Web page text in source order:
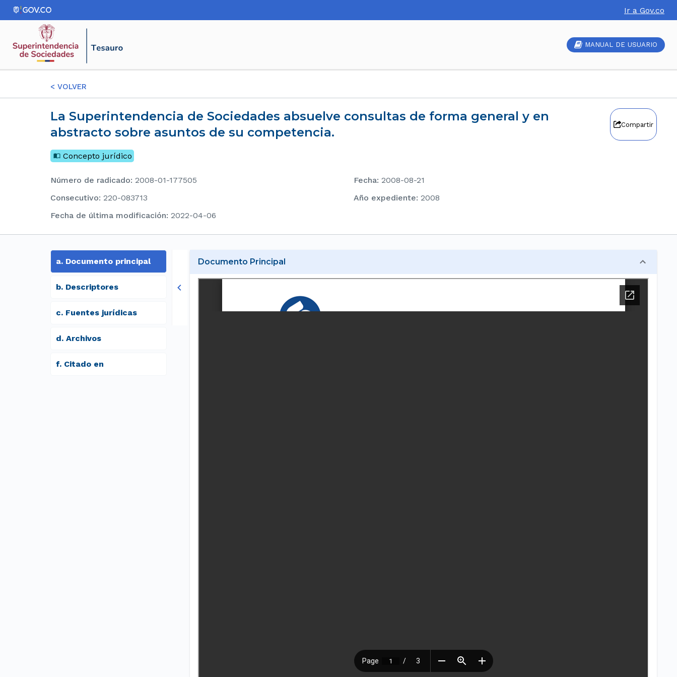
Ir a Gov.co
MANUAL DE USUARIO
< VOLVER
La Superintendencia de Sociedades absuelve consultas de forma general y en
abstracto sobre asuntos de su competencia.
Compartir
Concepto jurídico
Número de radicado: 2008-01-177505 Fecha: 2008-08-21
consecutivo: 220-083713 Año expediente: 2008
Fecha de última modificación: 2022-04-06
a. Documento principal
b. Descriptores
c. Fuentes jurídicas
d. archivos
f. Citado en
Documento Principal